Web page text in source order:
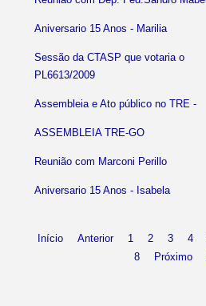
Aniversario 15 Anos - Marilia
Sessão da CTASP que votaria o
PL6613/2009
Assembleia e Ato público no TRE -
ASSEMBLEIA TRE-GO
Reunião com Marconi Perillo
Aniversario 15 Anos - Isabela
Início Anterior 1 2 3 4
8
Próximo